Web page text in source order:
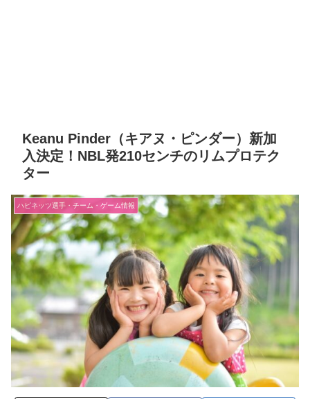
Keanu Pinder（キアヌ・ピンダー）新加
入決定！NBL発210センチのリムプロテク
ター
ハピネッツ選手・チーム・ゲーム情報